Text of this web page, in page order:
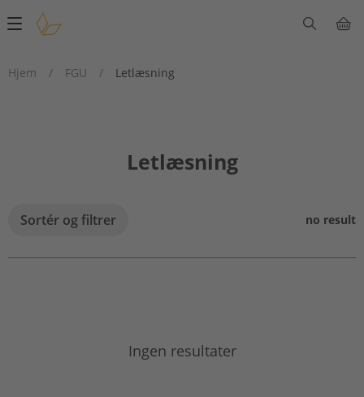
Main
Hjem
/ FGU / Letlæsning
Letlæsning
Sortér og filtrer no result
Ingen resultater